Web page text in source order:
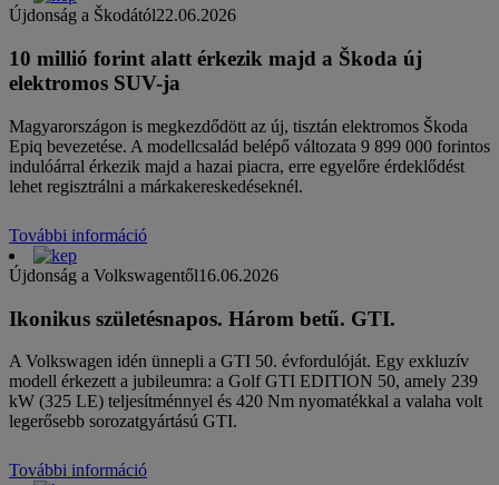
Újdonság a Škodától22.06.2026
10 millió forint alatt érkezik majd a Škoda új
elektromos SUV-ja
Magyarországon is megkezdődött az új, tisztán elektromos Škoda
Epiq bevezetése. A modellcsalád belépő változata 9 899 000 forintos
indulóárral érkezik majd a hazai piacra, erre egyelőre érdeklődést
lehet regisztrálni a márkakereskedéseknél.
További információ
Újdonság a Volkswagentől16.06.2026
Ikonikus születésnapos. Három betű. GTI.
A Volkswagen idén ünnepli a GTI 50. évfordulóját. Egy exkluzív
modell érkezett a jubileumra: a Golf GTI EDITION 50, amely 239
kW (325 LE) teljesítménnyel és 420 Nm nyomatékkal a valaha volt
legerősebb sorozatgyártású GTI.
További információ